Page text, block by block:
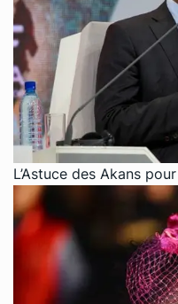
L’Astuce des Akans